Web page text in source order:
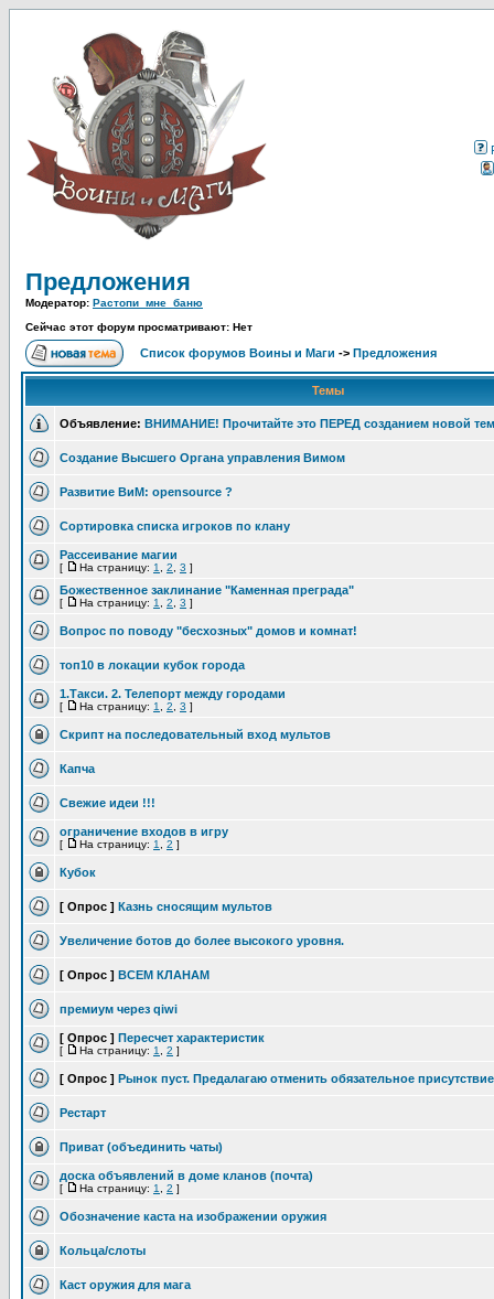
Предложения
Модератор: Растопи_мне_баню
Сейчас этот форум просматривают: Нет
Список форумов Воины и Маги -> Предложения
Темы
Объявление: ВНИМАНИЕ! Прочитайте это ПЕРЕД созданием новой
Создание Высшего Органа управления Вимом
Развитие ВиМ: opensource ?
Сортировка списка игроков по клану
Рассеивание магии
[ На страницу: 1 2 3 ]
Божественное заклинание "Каменная преграда"
[ На страницу: 1 2 3 ]
Вопрос по поводу "бесхозных" домов и комнат!
топ10 в локации кубок города
1.Такси. 2. Телепорт между городами
[ На страницу: 1 2 3 ]
Скрипт на последовательный вход мультов
Капча
Свежие идеи !!!
ограничение входов в игру
[ На страницу: 1 2 ]
Кубок
[ Опрос ] Казнь сносящим мультов
Увеличение ботов до более высокого уровня.
[ Опрос ] ВСЕМ КЛАНАМ
премиум через qiwi
[ Опрос ] Пересчет характеристик
[ На страницу: 1 2 ]
[ Опрос ] Рынок пуст. Предалагаю отменить обязательное присутствие
Рестарт
Приват (объединить чаты)
доска объявлений в доме кланов (почта)
[ На страницу: 1 2 ]
Обозначение каста на изображении оружия
Кольца/слоты
Каст оружия для мага